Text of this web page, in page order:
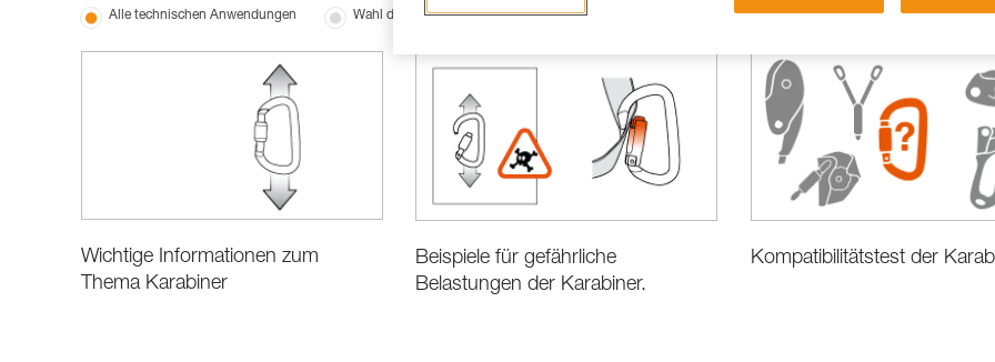
Alle technischen Anwendungen Wahl der Ausrüstung Leistung und Produktinformationen
Wichtige Informationen zum
Thema Karabiner
Beispiele für gefährliche
Belastungen der Karabiner.
Kompatibilitätstest der